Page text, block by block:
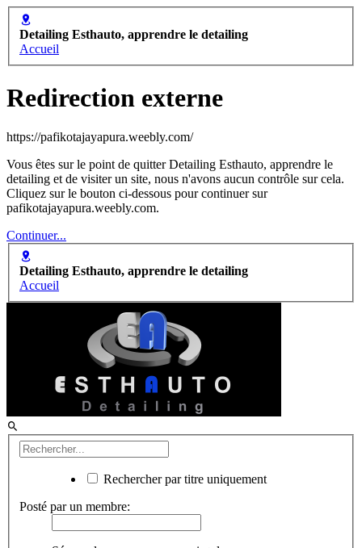
Detailing Esthauto, apprendre le detailing
Accueil
Redirection externe
https://pafikotajayapura.weebly.com/
Vous êtes sur le point de quitter Detailing Esthauto, apprendre le
detailing et de visiter un site, nous n'avons aucun contrôle sur cela.
Cliquez sur le bouton ci-dessous pour continuer sur
pafikotajayapura.weebly.com.
Continuer...
Detailing Esthauto, apprendre le detailing
Accueil
Rechercher par titre uniquement
Posté par un membre: